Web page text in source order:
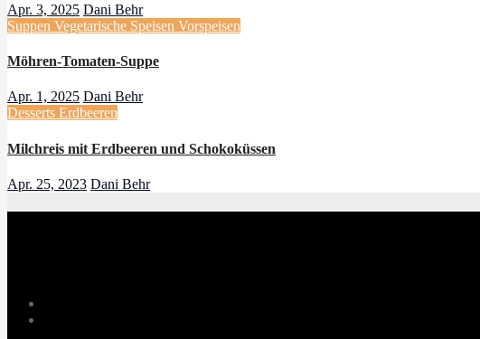
Apr. 3, 2025 Dani Behr
Suppen Vegetarische Speisen Vorspeisen
Möhren-Tomaten-Suppe
Apr. 1, 2025 Dani Behr
Desserts Erdbeeren
Milchreis mit Erdbeeren und Schokoküssen
Apr. 25, 2023 Dani Behr